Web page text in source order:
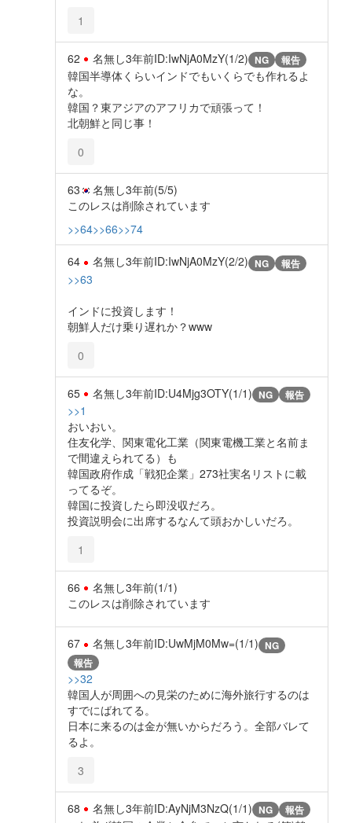
1
62 名無し3年前ID:IwNjA0MzY(1/2) NG 報告
韓国半導体くらいインドでもいくらでも作れるよ
な。
韓国？東アジアのアフリカで頑張って！
北朝鮮と同じ事！
0
63 名無し3年前(5/5)
このレスは削除されています
>>64>>66>>74
64 名無し3年前ID:IwNjA0MzY(2/2) NG 報告
>>63
インドに投資します！
朝鮮人だけ乗り遅れか？www
0
65 名無し3年前ID:U4Mjg3OTY(1/1) NG 報告
>>1
おいおい。
住友化学、関東電化工業（関東電機工業と名前ま
で間違えられてる）も
韓国政府作成「戦犯企業」273社実名リストに載
ってるぞ。
韓国に投資したら即没収だろ。
投資説明会に出席するなんて頭おかしいだろ。
1
66 名無し3年前(1/1)
このレスは削除されています
67 名無し3年前ID:UwMjM0Mw=(1/1) NG
報告
>>32
韓国人が周囲への見栄のために海外旅行するのは
すでにばれてる。
日本に来るのは金が無いからだろう。全部バレて
るよ。
3
68 名無し3年前ID:AyNjM3NzQ(1/1) NG 報告